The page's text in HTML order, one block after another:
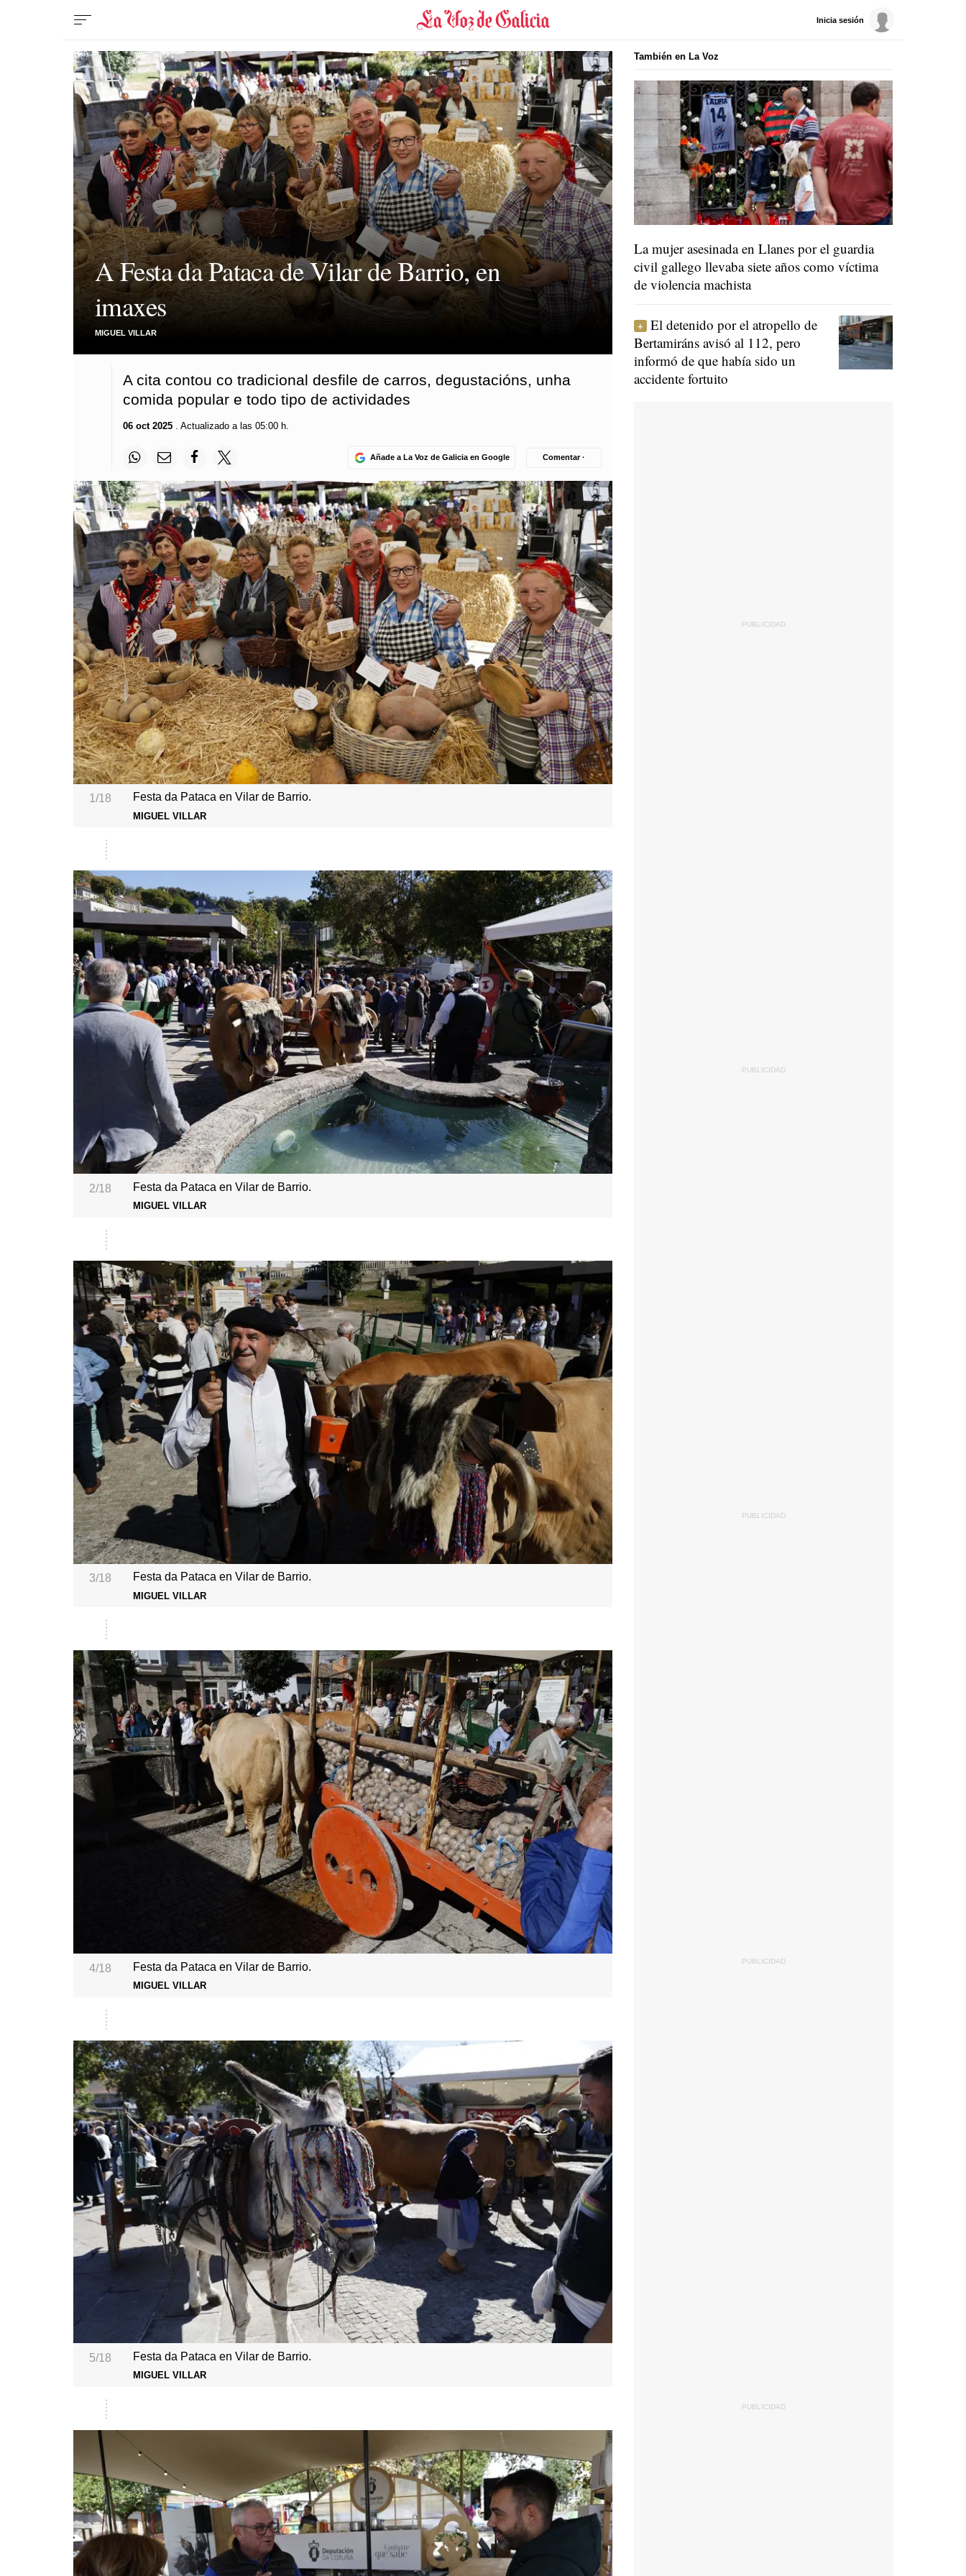
Inicia sesión
A Festa da Pataca de Vilar de Barrio, en
imaxes
MIGUEL VILLAR
A cita contou co tradicional desfile de carros, degustacións, unha
comida popular e todo tipo de actividades
06 oct 2025. Actualizado a las 05:00 h.
Añade a La Voz de Galicia en Google Comentar ·
1/18 Festa da Pataca en Vilar de Barrio.
MIGUEL VILLAR
2/18 Festa da Pataca en Vilar de Barrio.
MIGUEL VILLAR
3/18 Festa da Pataca en Vilar de Barrio.
MIGUEL VILLAR
4/18 Festa da Pataca en Vilar de Barrio.
MIGUEL VILLAR
5/18 Festa da Pataca en Vilar de Barrio.
MIGUEL VILLAR
También en La Voz
La mujer asesinada en Llanes por el guardia
civil gallego llevaba siete años como víctima
de violencia machista
El detenido por el atropello de
Bertamiráns avisó al 112, pero
informó de que había sido un
accidente fortuito